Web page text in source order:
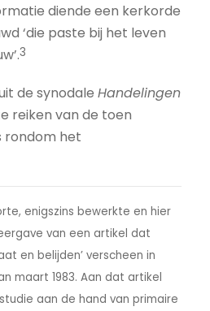
diende een kerkorde
‘die paste bij het leven
3
de synodale Handelingen
reiken van de toen
rondom het
enigszins bewerkte en hier
van een artikel dat
en belijden’ verscheen in
maart 1983. Aan dat artikel
aan de hand van primaire